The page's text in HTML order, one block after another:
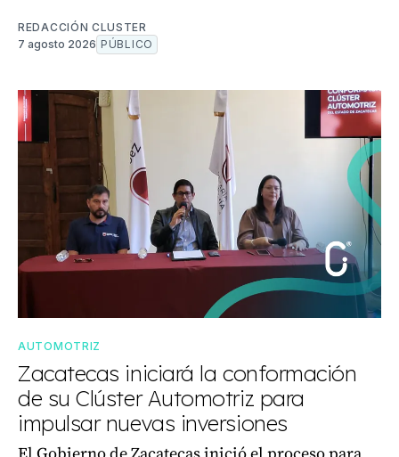
REDACCIÓN CLUSTER
7 agosto 2026 PÚBLICO
AUTOMOTRIZ
Zacatecas iniciará la conformación
de su Clúster Automotriz para
impulsar nuevas inversiones